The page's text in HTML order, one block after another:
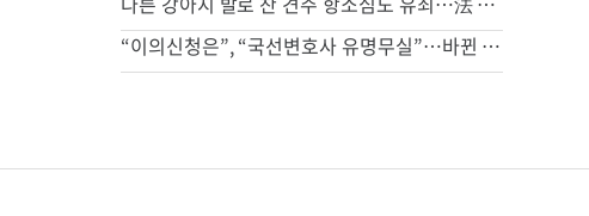
“이의신청은”, “국선변호사 유명무실”…바뀐 형소법에 경찰청 달려간 피해자단체